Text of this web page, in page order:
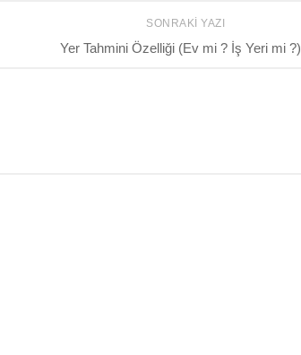
SONRAKI YAZI
Yer Tahmini Özelliği (Ev mi ? İş Yeri mi ?)